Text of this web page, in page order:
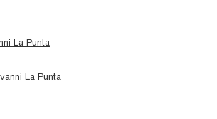
La Punta
La Punta